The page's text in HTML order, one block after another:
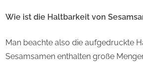
Wie ist die Haltbarkeit von
Man beachte also die aufgedruckte
Sesamsamen enthalten große